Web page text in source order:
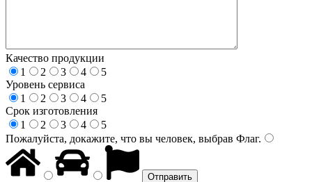
Качество продукции
1
2 3 4
5
Уровень сервиса
1
2 3 4
5
Срок изготовления
1
2 3 4
5
Пожалуйста, докажите, что вы человек, выбрав Флаг.